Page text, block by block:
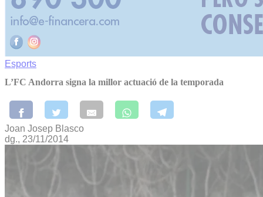
Esports
L’FC Andorra signa la millor actuació de la temporada
Joan Josep Blasco
dg., 23/11/2014